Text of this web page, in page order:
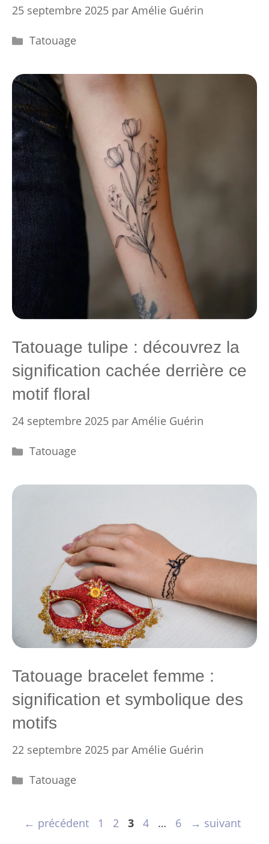
25 septembre 2025 par Amélie Guérin
Catégories
Tatouage
Tatouage tulipe : découvrez la
signification cachée derrière ce
motif floral
24 septembre 2025 par Amélie Guérin
Catégories
Tatouage
Tatouage bracelet femme :
signification et symbolique des
motifs
22 septembre 2025 par Amélie Guérin
Catégories
Tatouage
← précédent Page
1 Page
2 Page
3 Page
4 … Page
6 → suivant